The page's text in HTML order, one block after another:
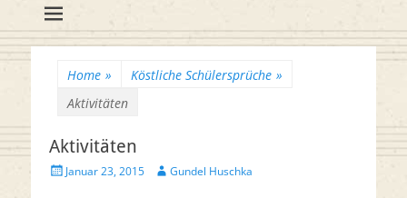
Huschka-Bähr
Suche
nach:
Home » Köstliche Schülersprüche »
Aktivitäten
Aktivitäten
Veröffentlicht
Januar 23, 2015 AutorGundel Huschka